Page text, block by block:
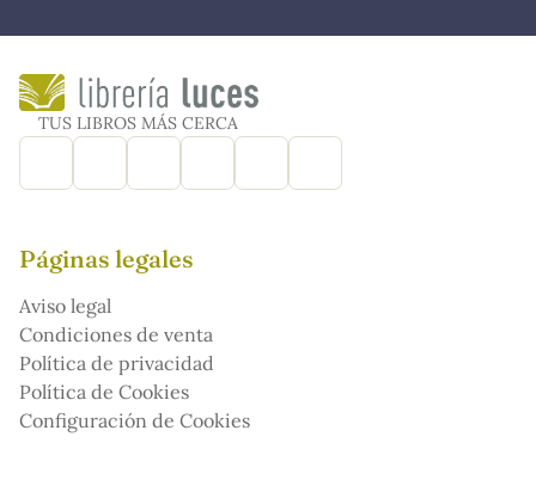
TUS LIBROS MÁS CERCA
Páginas legales
Aviso legal
Condiciones de venta
Política de privacidad
Política de Cookies
Configuración de Cookies